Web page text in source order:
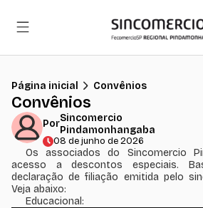
Página inicial Convênios
Convênios
PorSincomercio
Pindamonhangaba
08 de junho de 2026
Os associados do Sincomercio
acesso a descontos especiais.
declaração de filiação emitida pelo
Veja abaixo:
Educacional: